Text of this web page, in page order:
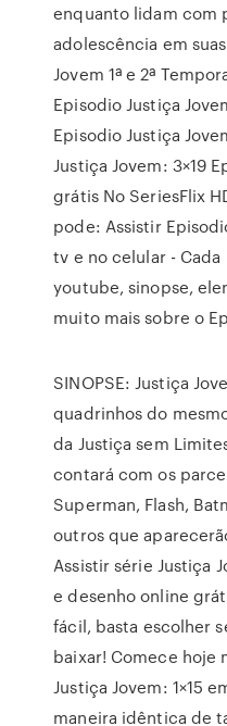
enquanto lidam com
adolescência em
Jovem 1ª e 2ª
Episodio Justiça
Episodio Justiça
Justiça Jovem: 3×19
grátis No SeriesFlix
pode: Assistir
tv e no celular -
youtube, sinopse,
muito mais sobre o
SINOPSE: Justiça
quadrinhos do
da Justiça sem
contará com os
Superman, Flash,
outros que
Assistir série Justiça
e desenho online
fácil, basta escolher
baixar! Comece hoje
Justiça Jovem: 1×15
maneira idêntica de